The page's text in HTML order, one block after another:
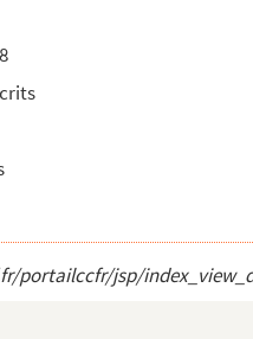
portailccfr/jsp/